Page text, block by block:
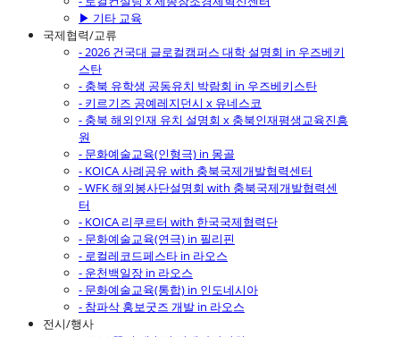
▶ 기타 교육
국제협력/교류
- 2026 건국대 글로컬캠퍼스 대학 설명회 in 우즈베키
스탄
- 충북 유학생 공동유치 박람회 in 우즈베키스탄
- 키르기즈 공예레지던시 x 유네스코
- 충북 해외인재 유치 설명회 x 충북인재평생교육진흥
원
- 문화예술교육(인형극) in 몽골
- KOICA 사례공유 with 충북국제개발협력센터
- WFK 해외봉사단설명회 with 충북국제개발협력센
터
- KOICA 리쿠르터 with 한국국제협력단
- 문화예술교육(연극) in 필리핀
- 로컬레코드페스타 in 라오스
- 운천백일장 in 라오스
- 문화예술교육(통합) in 인도네시아
- 참파삭 홍보굿즈 개발 in 라오스
전시/행사